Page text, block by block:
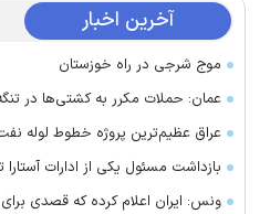
آخرین اخبار
موج شرجی در راه خوزستان
عمان: حملات مکرر به کشتی‌ها در
عراق عظیم‌ترین پروژه خطوط لوله نفت
بازداشت مسئول یکی از ادارات
ونس: ایران اعلام کرده که قصدی